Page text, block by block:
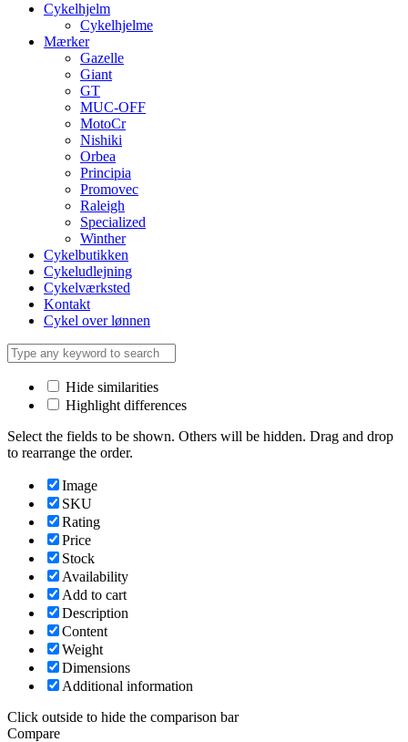
Cykelhjelm
Cykelhjelme
Mærker
Gazelle
Giant
GT
MUC-OFF
MotoCr
Nishiki
Orbea
Principia
Promovec
Raleigh
Specialized
Winther
Cykelbutikken
Cykeludlejning
Cykelværksted
Kontakt
Cykel over lønnen
Hide similarities
Highlight differences
Select the fields to be shown. Others will be hidden. Drag and drop
to rearrange the order.
Image
SKU
Rating
Price
Stock
Availability
Add to cart
Description
Content
Weight
Dimensions
Additional information
Click outside to hide the comparison bar
Compare